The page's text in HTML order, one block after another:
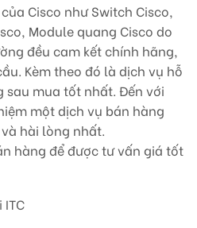
Cisco như Switch Cisco,
Module quang Cisco do
đều cam kết chính hãng,
Kèm theo đó là dịch vụ hỗ
sau mua tốt nhất. Đến với
một dịch vụ bán hàng
hài lòng nhất.
hàng để được tư vấn giá tốt
ITC